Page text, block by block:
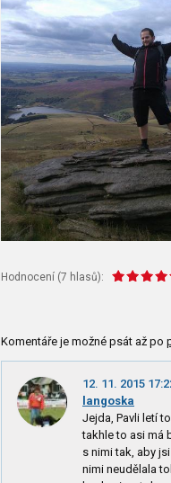
Hodnocení (7 hlasů):
Komentáře je možné psát až po
12. 11. 2015
langoska
Jejda, Pavli letí
takhle to asi má
s nimi tak, aby
nimi neudělala